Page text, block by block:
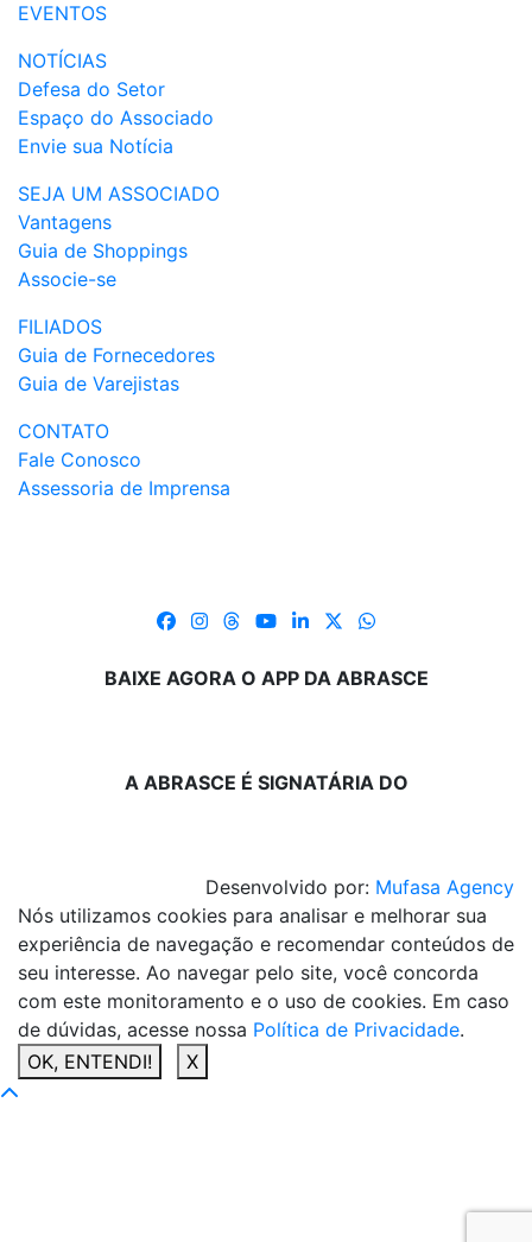
EVENTOS
NOTÍCIAS
Defesa do Setor
Espaço do Associado
Envie sua Notícia
SEJA UM ASSOCIADO
Vantagens
Guia de Shoppings
Associe-se
FILIADOS
Guia de Fornecedores
Guia de Varejistas
CONTATO
Fale Conosco
Assessoria de Imprensa
BAIXE AGORA O APP DA ABRASCE
A ABRASCE É SIGNATÁRIA DO
Desenvolvido por: Mufasa Agency
Nós utilizamos cookies para analisar e melhorar sua
experiência de navegação e recomendar conteúdos de
seu interesse. Ao navegar pelo site, você concorda
com este monitoramento e o uso de cookies. Em caso
de dúvidas, acesse nossa Política de Privacidade.
OK, ENTENDI!
X